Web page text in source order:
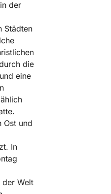
der
Städten
die
eine
Ost und
In
Welt